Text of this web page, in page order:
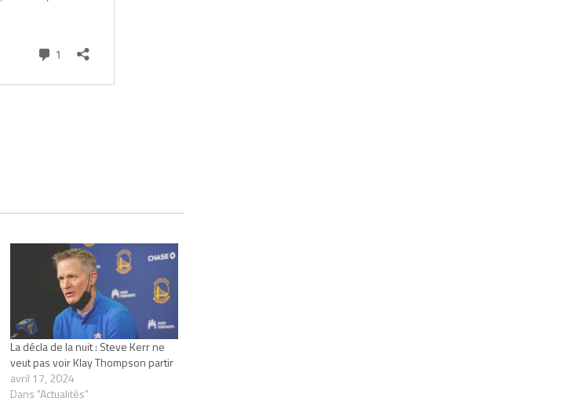
La décla de la nuit : Steve Kerr ne
veut pas voir Klay Thompson partir
avril 17, 2024
Dans "Actualités"